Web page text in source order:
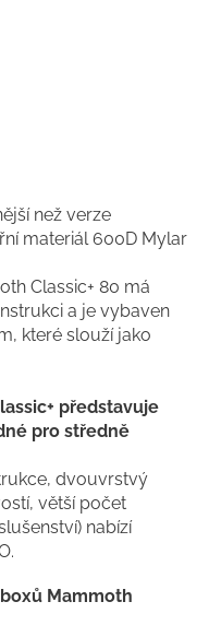
než verze
materiál 600D Mylar
Classic+ 80 má
a je vybaven
které slouží jako
představuje
pro středně
dvouvrstvý
větší počet
nabízí
Mammoth